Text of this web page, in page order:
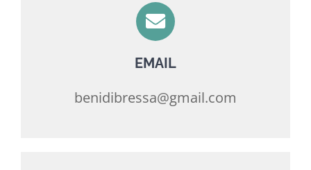
EMAIL
benidibressa@gmail.com